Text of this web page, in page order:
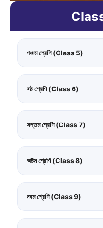
পঞ্চম শ্রেণি (Class 5)
ষষ্ঠ শ্রেণি (Class 6)
সপ্তম শ্রেণি (Class 7)
অষ্টম শ্রেণি (Class 8)
নবম শ্রেণি (Class 9)